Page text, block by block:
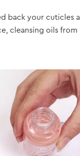
back your cuticles
cleansing oils from